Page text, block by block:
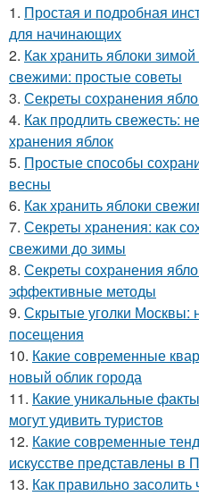
1. Простая и подробная
для начинающих
2. Как хранить яблоки
свежими: простые советы
3. Секреты сохранения
4. Как продлить свежесть:
хранения яблок
5. Простые способы
весны
6. Как хранить яблоки
7. Секреты хранения: как
свежими до зимы
8. Секреты сохранения
эффективные методы
9. Скрытые уголки Москвы:
посещения
10. Какие современные
новый облик города
11. Какие уникальные
могут удивить туристов
12. Какие современные
искусстве представлены в
13. Как правильно